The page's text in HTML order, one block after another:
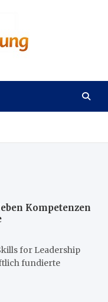
Kompetenzen
for Leadership
fundierte